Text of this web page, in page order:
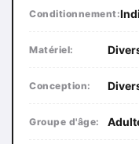
Conditionnement:
Matériel:
Conception:
Groupe d'âge: